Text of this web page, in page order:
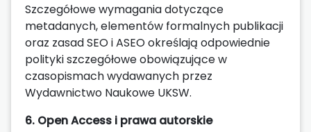
Szczegółowe wymagania dotyczące
metadanych, elementów formalnych publikacji
oraz zasad SEO i ASEO określają odpowiednie
polityki szczegółowe obowiązujące w
czasopismach wydawanych przez
Wydawnictwo Naukowe UKSW.
6. Open Access i prawa autorskie